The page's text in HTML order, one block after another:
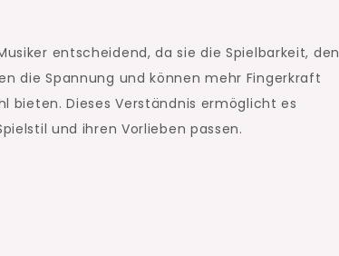
entscheidend, da sie die Spielbarkeit, den
die Spannung und können mehr Fingerkraft
bieten. Dieses Verständnis ermöglicht es
und ihren Vorlieben passen.